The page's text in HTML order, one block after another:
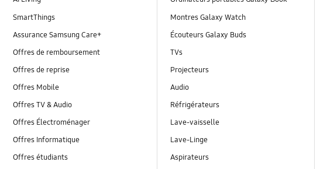
SmartThings
Assurance Samsung Care+
Offres de remboursement
Offres de reprise
Offres Mobile
Offres TV & Audio
Offres Électroménager
Offres Informatique
Offres étudiants
Montres Galaxy Watch
Écouteurs Galaxy Buds
TVs
Projecteurs
Audio
Réfrigérateurs
Lave-vaisselle
Lave-Linge
Aspirateurs